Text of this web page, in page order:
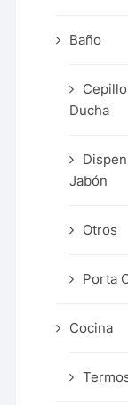
Baño
Ducha
Jabón
Otros
Porta
Cocina